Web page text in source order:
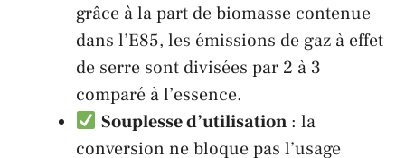
grâce à la part de biomasse contenue
dans l’E85, les émissions de gaz à effet
de serre sont divisées par 2 à 3
comparé à l’essence.
Souplesse d’utilisation: la
conversion ne bloque pas l’usage